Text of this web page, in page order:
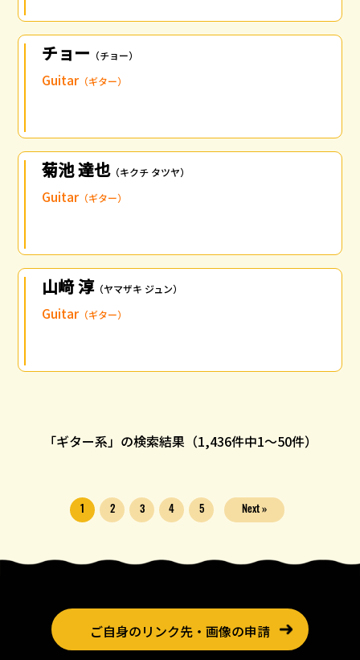
チョー （チョー）
Guitar（ギター）
菊池 達也（キクチ タツヤ）
Guitar（ギター）
山﨑 淳（ヤマザキ ジュン）
Guitar（ギター）
「ギター系」の検索結果（1,436件中1〜50件）
1 2 3 4 5 Next »
ご自身のリンク先・画像の申請